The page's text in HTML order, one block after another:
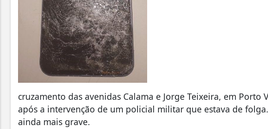
cruzamento das avenidas Calama e Jorge Teixeira, em
após a intervenção de um policial militar que estava de
ainda mais grave.